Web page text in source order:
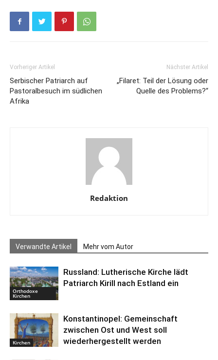
Vorheriger Artikel
Serbischer Patriarch auf
Pastoralbesuch im südlichen
Afrika
Nächster Artikel
„Filaret: Teil der Lösung oder
Quelle des Problems?“
Redaktion
Verwandte Artikel Mehr vom Autor
Orthodoxe
Kirchen
Russland: Lutherische Kirche lädt
Patriarch Kirill nach Estland ein
Kirchen
Konstantinopel: Gemeinschaft
zwischen Ost und West soll
wiederhergestellt werden